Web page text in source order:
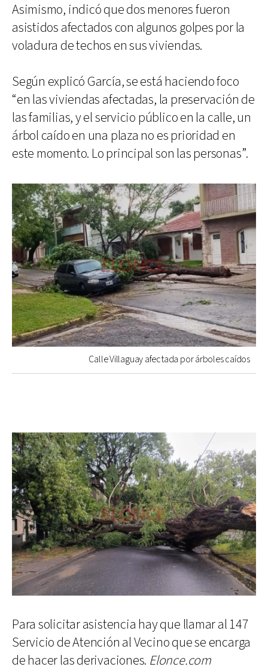
Asimismo, indicó que dos menores fueron
asistidos afectados con algunos golpes por la
voladura de techos en sus viviendas.
Según explicó García, se está haciendo foco
“en las viviendas afectadas, la preservación de
las familias, y el servicio público en la calle, un
árbol caído en una plaza no es prioridad en
este momento. Lo principal son las personas”.
Calle Villaguay afectada por árboles caídos
Para solicitar asistencia hay que llamar al 147
Servicio de Atención al Vecino que se encarga
de hacer las derivaciones. Elonce.com